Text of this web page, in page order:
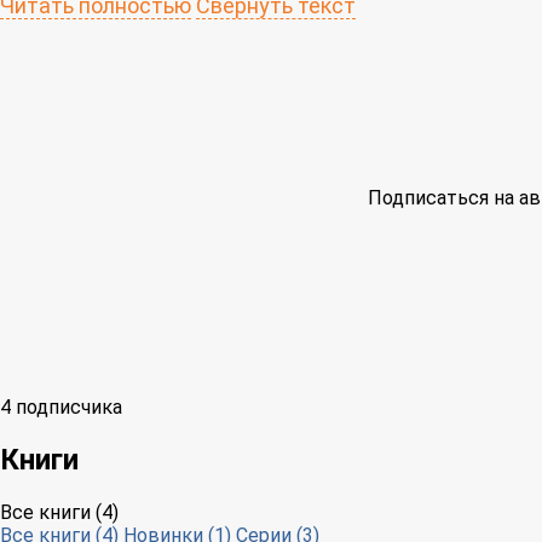
Читать полностью Свернуть текст
Подписаться на
4 подписчика
Книги
Все книги (4)
Все книги (4) Новинки (1) Серии (3)